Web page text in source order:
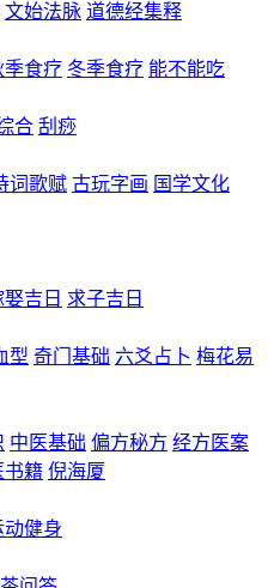
文始法脉 道德经集释
季食疗 冬季食疗 能不能吃
合 刮痧
词歌赋 古玩字画 国学文化
娶吉日 求子吉日
型 奇门基础 六爻占卜 梅花易
中医基础 偏方秘方 经方医案
书籍 倪海厦
动健身